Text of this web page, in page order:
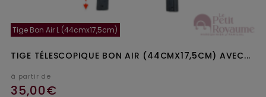
Tige Bon Air L (44cmx17,5cm)
TIGE TÉLESCOPIQUE BON AIR (44CMX17,5CM) AVEC...
à partir de
35,00€